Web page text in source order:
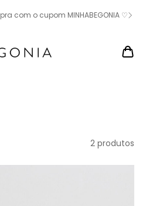
o cupom MINHABEGONIA ♡
2 produtos